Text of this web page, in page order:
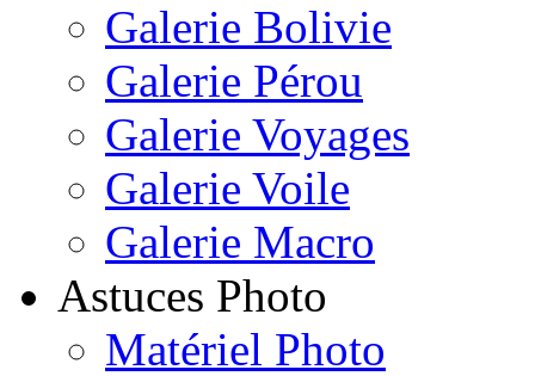
Galerie Bolivie
Galerie Pérou
Galerie Voyages
Galerie Voile
Galerie Macro
Astuces Photo
Matériel Photo